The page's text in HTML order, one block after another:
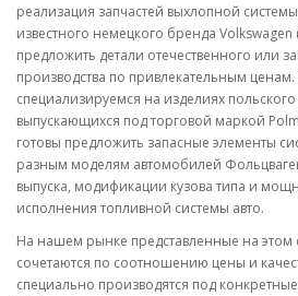
реализация запчастей выхлопной
известного немецкого бренда
предложить детали отечественного или
производства по привлекательным
специализируемся на изделиях
выпускающихся под торговой маркой
готовы предложить запасные элементы
разным моделям автомобилей
выпуска, модификации кузова типа и
исполнения топливной системы авто.
На нашем рынке представленные на этом
сочетаются по соотношению цены и
специально производятся под